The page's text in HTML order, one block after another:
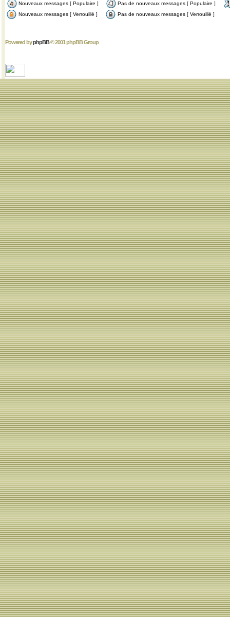
Nouveaux messages [ Populaire ]
Pas de nouveaux messages [ Populaire ]
Nouveaux messages [ Verrouillé ]
Pas de nouveaux messages [ Verrouillé ]
Powered byphpBB© 2001 phpBB Group